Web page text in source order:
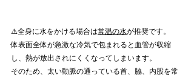
⚠️全身に水をかける場合は常温の水が推奨です。
体表面全体が急激な冷気で包まれると血管が収縮
し、熱が放出されにくくなってしまいます。
そのため、太い動脈の通っている首、脇、内股を常